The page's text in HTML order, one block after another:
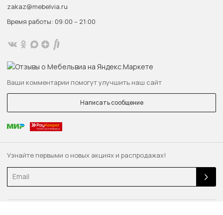
Узнайте первыми о новых акциях и распродажах!
zakaz@mebelvia.ru
Время работы: 09:00 – 21:00
Ваши комментарии помогут улучшить наш сайт
Написать сообщение